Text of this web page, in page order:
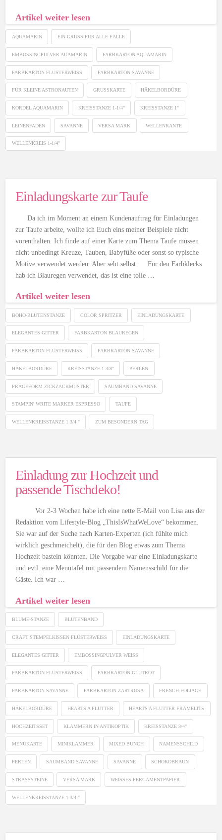
Artikel weiter lesen
AQUAMARIN EIN GRUSS FÜR ALLE FÄLLE
EMBOSSINGPULVER AUAMARIN FARBKARTON AQUAMARIN
FARBKARTON FLÜSTERWEISS FARBKARTON SAVANNE
FÜR KLEINE ASTRONAUTEN GRUSSKARTE HÄKELBORDÜRE
KORDEL AQUAMARIN KREISSTANZE 1-1/4" KREISSTANZE 1"
LEINENFADEN SAVANNE VERSA MARK WELLENKANTE
WELLENKREIS 1-1/4"
Einladungskarte zur Taufe
Da ich im Moment an einem Kundenauftrag für Einladungen
zur Taufe arbeite, wollte ich Euch eins meiner Beispiele nicht
vorenthalten. Ich finde auf einer Karte zum Thema Taufe müssen
nicht unbedingt Kreuze, Tauben, Babyfüße oder sonst so typische
Motive verwendet werden. Aber seht selbst: Für den Farbklecks
hab ich Blauregen verwendet, das ist eine tolle …
Artikel weiter lesen
BOHO-BLÜTENSTANZE COLOR SPRITZER EINLADUNGSKARTE
ELEGANTES GITTER FARBKARTON BLAUREGEN
FARBKARTON FLÜSTERWEISS FARBKARTON SAVANNE
HÄKELBORDÜRE KREISSTANZE 1 3/8" PERLEN
PRÄGEFORM ZICKZACKMUSTER SAUMBAND SAVANNE
STAMPIN' WRITE MARKER ESPRESSO TAUFE
WELLENKREISSTANZE 1 3/4 " ZUM BESONDERN TAG
Einladung zur Hochzeit und
passende Tischdeko!
Vor 2-3 Wochen habe ich eine nette E-Mail von Lisa aus der
Redaktion vom Lifestyle-Blog „ThisIsWhatWeLove“ bekommen.
Sie war auf der Suche nach Karten-Experten (ich fühlte mich
wirklich geschmeichelt), die für den Blog etwas zum Thema
Hochzeit basteln könnten. Die Vorgabe war eine Einladungskarte
und evtl. eine Menütafel mit passendem Namensschild für die
Gäste. Ich war …
Artikel weiter lesen
BLUME-STANZE BLÜTENBAND
CRAFT STEMPELKISSEN FLÜSTERWEISS EINLADUNGSKARTE
ELEGANTES GITTER EMBOSSINGPULVER WEISS
FARBKARTON FLÜSTERWEISS FARBKARTON GLUTROT
FARBKARTON SAVANNE FARBKARTON ZARTROSA FRENCH FOLIAGE
HÄKELBORDÜRE HEARTS A FLUTTER HEARTS A FLUTTER FRAMELITS
HOCHZEITSSET KLAMMERN IN ANTIKOPTIK KREISSTANZE 3/4"
MENÜKARTE MINIKLAMMER MIXED BUNCH NAMENSSCHILD
PERLEN SAUMBAND SAVANNE SAVANNE SCHOKOBRAUN
STRASSSTEINE VERSA MARK WEISSES PERGAMENTPAPIER
WELLENKREISSTANZE 1 3/4 "